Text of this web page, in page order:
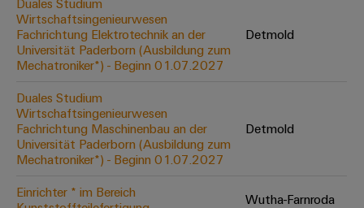
Schlüsseltechnologie
für
die
Energiewende
Effizienter
Betrieb
von
Windparks
Cabinet
Infrastructure
Assemblierungsservice
Bestückte
Klemmenleisten
Modifizierte
Duales Studium
Wirtschaftsingenieurwesen
Fachrichtung Elektrotechnik an der
Universität Paderborn (Ausbildung zum
Mechatroniker*) - Beginn 01.07.2027
Detmold
Duales Studium
Wirtschaftsingenieurwesen
Fachrichtung Maschinenbau an der
Universität Paderborn (Ausbildung zum
Mechatroniker*) - Beginn 01.07.2027
Detmold
Einrichter * im Bereich
Wutha-Farnroda